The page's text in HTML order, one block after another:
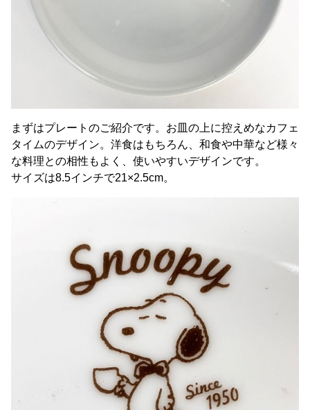
まずはプレートのご紹介です。お皿の上に控えめなカフェ
タイムのデザイン。洋食はもちろん、和食や中華など様々
な料理との相性もよく、使いやすいデザインです。
サイズは8.5インチで21×2.5cm。